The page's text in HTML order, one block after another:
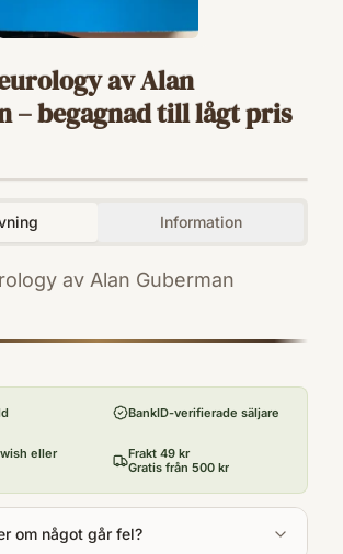
av Alan
– begagnad till lågt pris
Information
av Alan Guberman
BankID-verifierade säljare
eller
Frakt 49 kr
Gratis från 500 kr
om något går fel?